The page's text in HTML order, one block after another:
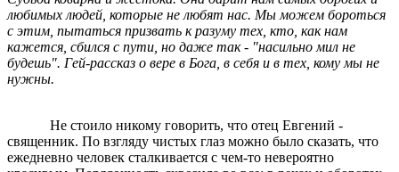
любимых людей, которые не любят нас. Мы можем бороться
с этим, пытаться призвать к разуму тех, кто, как нам
кажется, сбился с пути, но даже так - "насильно мил не
будешь". Гей-рассказ о вере в Бога, в себя и в тех, кому мы не
нужны.
Не стоило никому говорить, что отец Евгений -
священник. По взгляду чистых глаз можно было сказать, что
ежедневно человек сталкивается с чем-то невероятно